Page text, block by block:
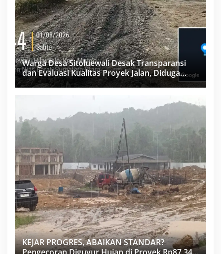
Warga Desa Sitoluewali Desak Transparansi
dan Evaluasi Kualitas Proyek Jalan, Diduga
Minim Informasi
KEJAR PROGRES, ABAIKAN STANDAR?